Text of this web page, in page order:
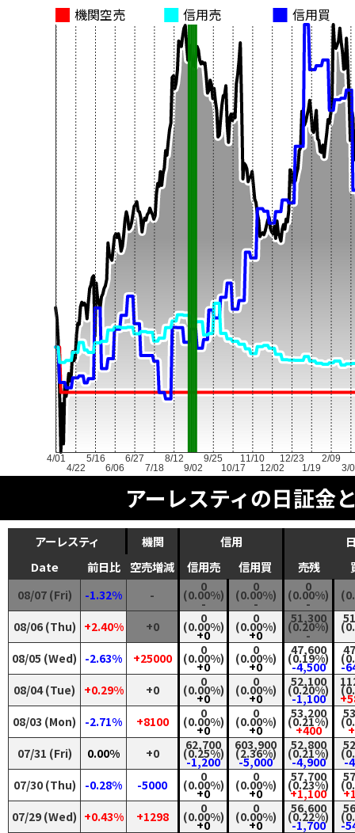
機関空売 信用売 信用買
4/01
4/22
5/16
6/06
6/27
7/18
8/12
9/02
9/25
10/17
11/10
12/02
12/23
1/19
2/09
3/
アーレスティの日証金
アーレスティ 機関 信用
Date
前日比 空売増減 信用売 信用買 売残
08/07 (Fri) -1.32% -
0
(0.00%)
-
0
(0.00%)
-
0
(0.00%)
-
08/06 (Thu) +2.40% +0
0
(0.00%)
+0
0
(0.00%)
+0
51,300
(0.20%)
-
08/05 (Wed) -2.63% +25000
0
(0.00%)
+0
0
(0.00%)
+0
47,600
(0.19%)
-4,500
-
08/04 (Tue)
+0.29% +0
0
(0.00%)
+0
0
(0.00%)
+0
52,100
(0.20%)
-1,100
08/03 (Mon)
-2.71% +8100
0
(0.00%)
+0
0
(0.00%)
+0
53,200
(0.21%)
+400
07/31 (Fri)
0.00% +0
62,700
(0.25%)
-1,200
603,900
(2.36%)
-5,000
52,800
(0.21%)
-4,900
-
07/30 (Thu)
-0.28% -5000
0
(0.00%)
+0
0
(0.00%)
+0
57,700
(0.23%)
+1,100
07/29 (Wed) +0.43% +1298
0
(0.00%)
+0
0
(0.00%)
+0
56,600
(0.22%)
-1,700
-